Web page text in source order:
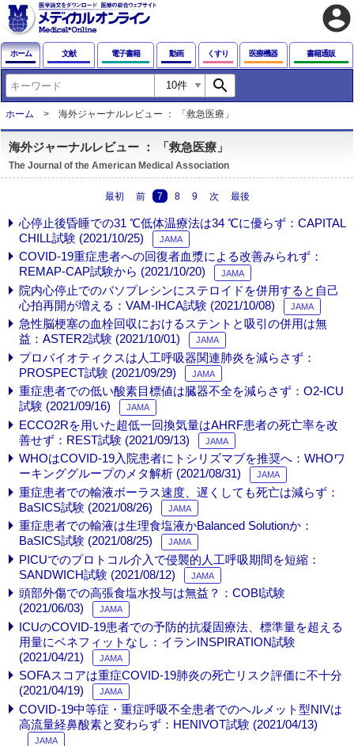
account_circle
ホーム 文献 電子書籍 動画 くすり 医療機器 書籍通販
search
ホーム 海外ジャーナルレビュー ： 「救急医療」
海外ジャーナルレビュー ： 「救急医療」
The Journal of the American Medical Association
最初 前 7 8 9 次 最後
心停止後昏睡での31 ℃低体温療法は34 ℃に優らず：CAPITAL
CHILL試験 (2021/10/25)
JAMA
COVID-19重症患者への回復者血漿による改善みられず：
REMAP-CAP試験から (2021/10/20)
JAMA
院内心停止でのバソプレシンにステロイドを併用すると自己
心拍再開が増える：VAM-IHCA試験 (2021/10/08)
JAMA
急性脳梗塞の血栓回収におけるステントと吸引の併用は無
益：ASTER2試験 (2021/10/01)
JAMA
プロバイオティクスは人工呼吸器関連肺炎を減らさず：
PROSPECT試験 (2021/09/29)
JAMA
重症患者での低い酸素目標値は臓器不全を減らさず：O2-ICU
試験 (2021/09/16)
JAMA
ECCO2Rを用いた超低一回換気量はAHRF患者の死亡率を改
善せず：REST試験 (2021/09/13)
JAMA
WHOはCOVID-19入院患者にトシリズマブを推奨へ：WHOワ
ーキンググループのメタ解析 (2021/08/31)
JAMA
重症患者での輸液ボーラス速度、遅くしても死亡は減らず：
BaSICS試験 (2021/08/26)
JAMA
重症患者での輸液は生理食塩液かBalanced Solutionか：
BaSICS試験 (2021/08/25)
JAMA
PICUでのプロトコル介入で侵襲的人工呼吸期間を短縮：
SANDWICH試験 (2021/08/12)
JAMA
頭部外傷での高張食塩水投与は無益？：COBI試験
(2021/06/03)
JAMA
ICUのCOVID-19患者での予防的抗凝固療法、標準量を超える
用量にベネフィットなし：イランINSPIRATION試験
(2021/04/21)
JAMA
SOFAスコアは重症COVID-19肺炎の死亡リスク評価に不十分
(2021/04/19)
JAMA
COVID-19中等症・重症呼吸不全患者でのヘルメット型NIVは
高流量経鼻酸素と変わらず：HENIVOT試験 (2021/04/13)
JAMA